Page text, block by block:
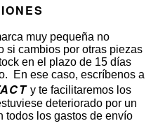
muy pequeña no
si cambios por otras piezas
en el plazo de 15 días
En ese caso, escríbenos a
y te facilitaremos los
deteriorado por un
todos los gastos de envío